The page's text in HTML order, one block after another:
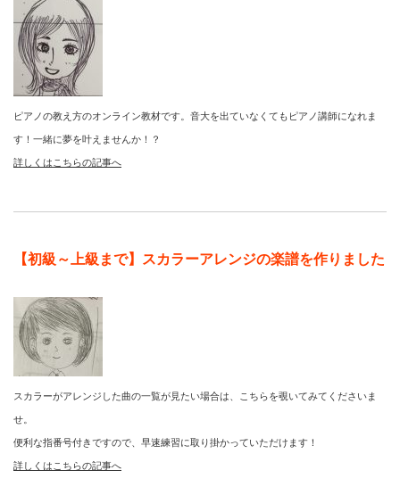
ピアノの教え方のオンライン教材です。音大を出ていなくてもピアノ講師になれま
す！一緒に夢を叶えませんか！？
詳しくはこちらの記事へ
【初級～上級まで】スカラーアレンジの楽譜を作りました
スカラーがアレンジした曲の一覧が見たい場合は、こちらを覗いてみてくださいま
せ。
便利な指番号付きですので、早速練習に取り掛かっていただけます！
詳しくはこちらの記事へ